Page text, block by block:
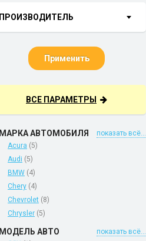
ПРОИЗВОДИТЕЛЬ
Применить
ВСЕ ПАРАМЕТРЫ
показать всё...
МАРКА АВТОМОБИЛЯ
Acura (5)
Audi (5)
BMW (4)
Chery (4)
Chevrolet (8)
Chrysler (5)
показать всё...
МОДЕЛЬ АВТО